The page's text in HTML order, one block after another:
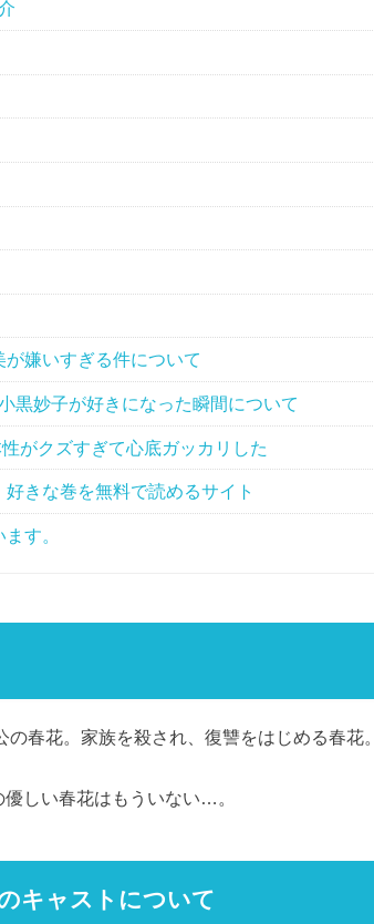
が嫌いすぎる件について
黒妙子が好きになった瞬間について
がクズすぎて心底ガッカリした
きな巻を無料で読めるサイト
す。
春花。家族を殺され、復讐をはじめる春花。
しい春花はもういない…。
キャストについて